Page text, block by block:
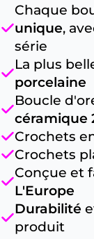
Chaque
unique,
série
La plus
porcelaine
Boucle
céramique
Crochets
Crochets
Conçue et
L'Europe
Durabilité
produit